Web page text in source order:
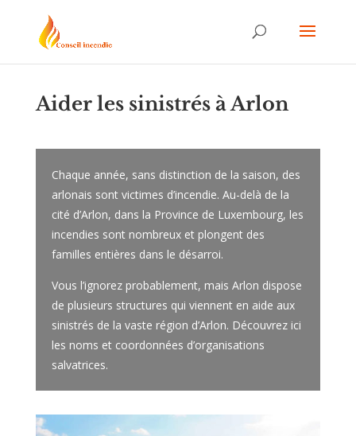
Aider les sinistrés à Arlon
Chaque année, sans distinction de la saison, des
arlonais sont victimes d’incendie. Au-delà de la
cité d’Arlon, dans la Province de Luxembourg, les
incendies sont nombreux et plongent des
familles entières dans le désarroi.
Vous l’ignorez probablement, mais Arlon dispose
de plusieurs structures qui viennent en aide aux
sinistrés de la vaste région d’Arlon. Découvrez ici
les noms et coordonnées d’organisations
salvatrices.